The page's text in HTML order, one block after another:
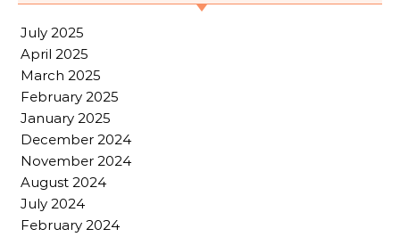
July 2025
April 2025
March 2025
February 2025
January 2025
December 2024
November 2024
August 2024
July 2024
February 2024